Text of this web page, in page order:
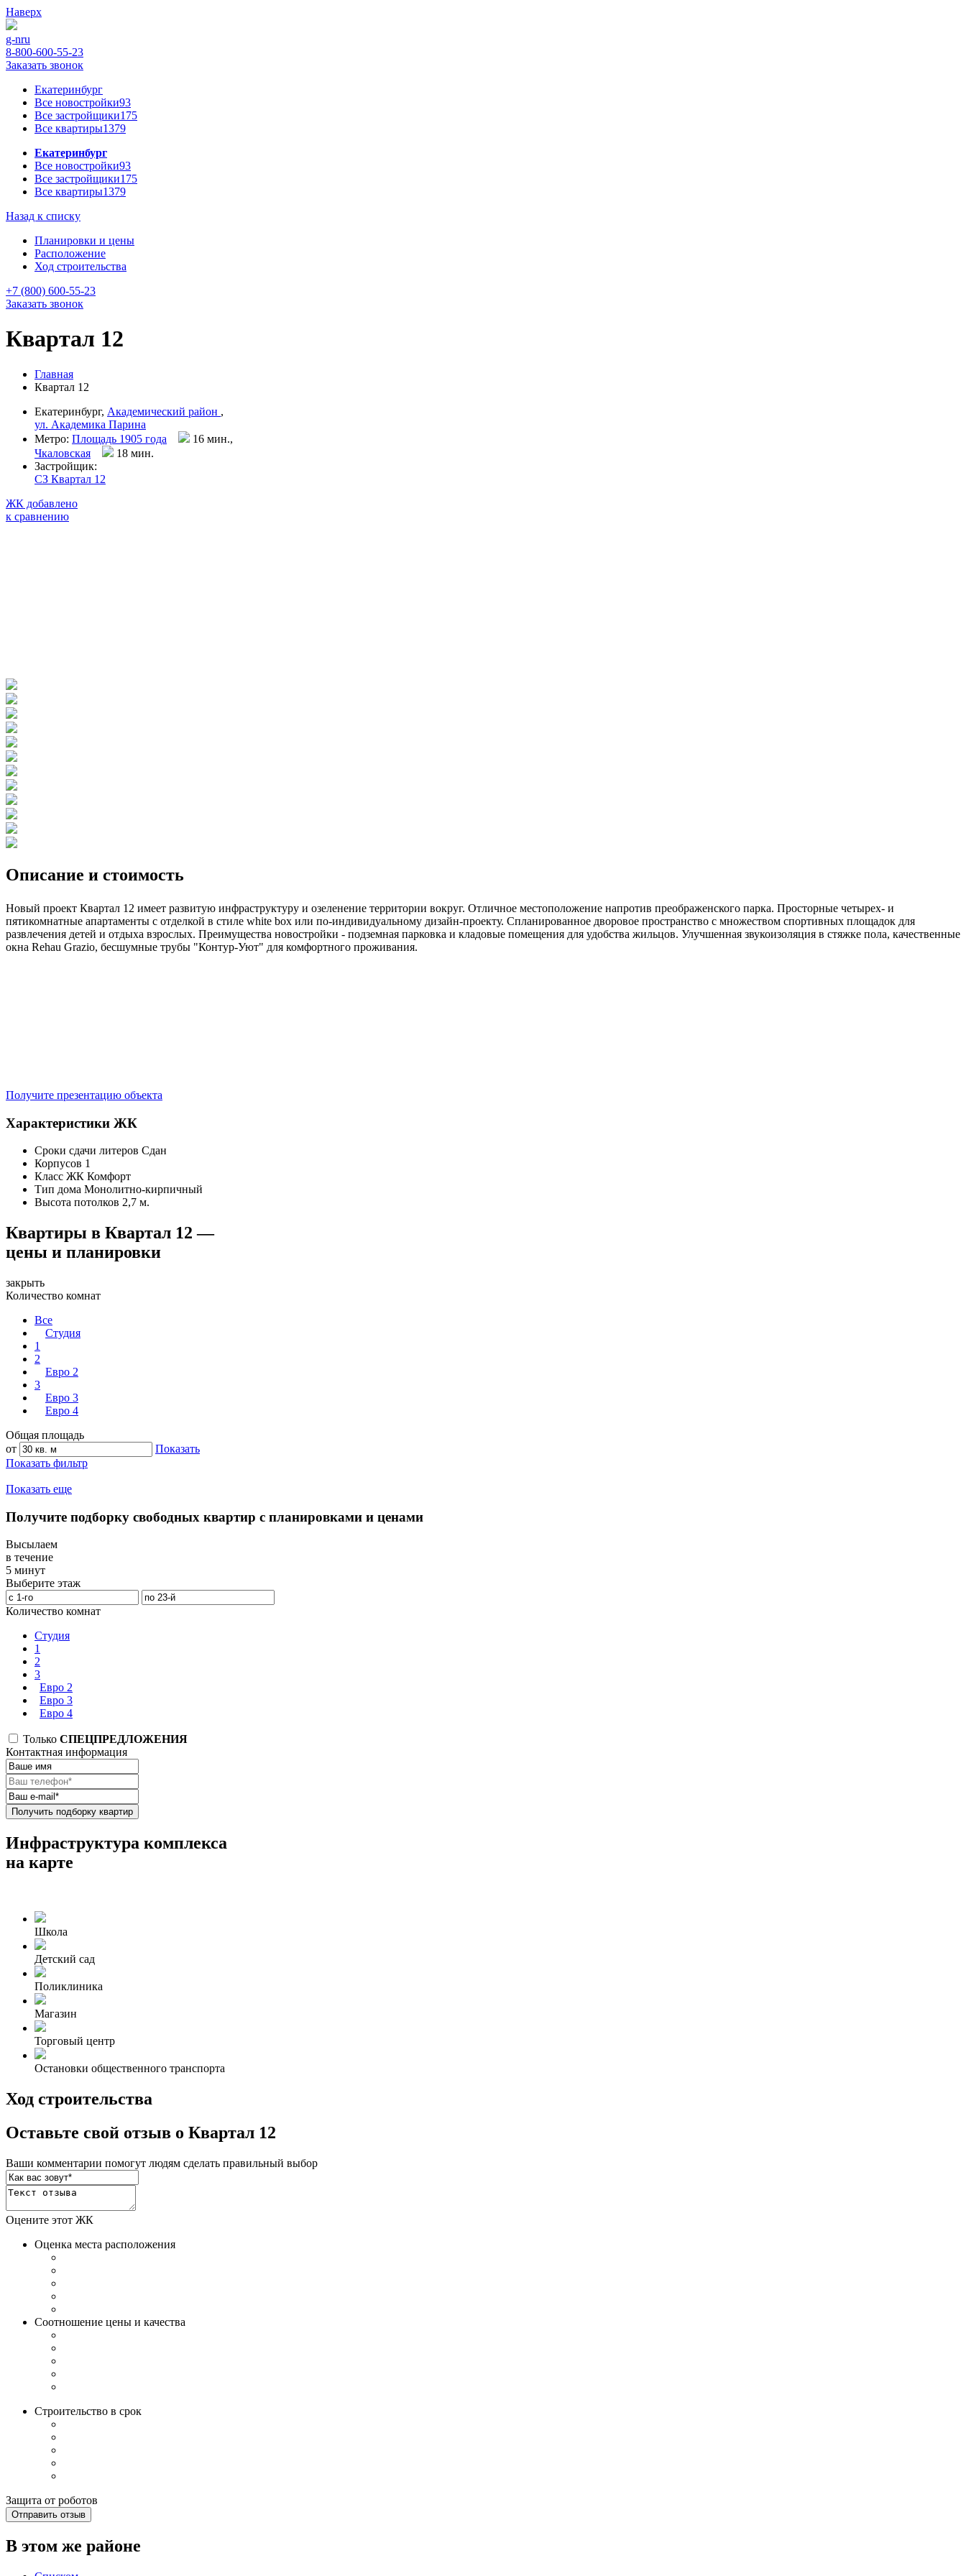
Наверх
g-nru
8-800-600-55-23
Заказать звонок
Екатеринбург
Все новостройки93
Все застройщики175
Все квартиры1379
Екатеринбург
Все новостройки93
Все застройщики175
Все квартиры1379
Назад к списку
Планировки и цены
Расположение
Ход строительства
+7 (800) 600-55-23
Заказать звонок
Квартал 12
Главная
Квартал 12
Екатеринбург, Академический район ,
ул. Академика Парина
Метро: Площадь 1905 года
16 мин.,
Чкаловская
18 мин.
Застройщик:
СЗ Квартал 12
ЖК добавлено
к сравнению
Описание и стоимость
Новый проект Квартал 12 имеет развитую инфраструктуру и озеленение территории вокруг. Отличное местоположение напротив преображенского парка. Просторные четырех- и
пятикомнатные апартаменты с отделкой в стиле white box или по-индивидуальному дизайн-проекту. Спланированное дворовое пространство с множеством спортивных площадок для
развлечения детей и отдыха взрослых. Преимущества новостройки - подземная парковка и кладовые помещения для удобства жильцов. Улучшенная звукоизоляция в стяжке пола, качественные
окна Rehau Grazio, бесшумные трубы "Контур-Уют" для комфортного проживания.
Получите презентацию объекта
Характеристики ЖК
Сроки сдачи литеров Сдан
Корпусов 1
Класс ЖК Комфорт
Тип дома Монолитно-кирпичный
Высота потолков 2,7 м.
Квартиры в Квартал 12 —
цены и планировки
закрыть
Количество комнат
Все
Студия
1
2
Евро 2
3
Евро 3
Евро 4
Общая площадь
от
Показать
Показать фильтр
Показать еще
Получите подборку свободных квартир с планировками и ценами
Высылаем
в течение
5 минут
Выберите этаж
Количество комнат
Студия
1
2
3
Евро 2
Евро 3
Евро 4
Только СПЕЦПРЕДЛОЖЕНИЯ
Контактная информация
Получить подборку квартир
Инфраструктура комплекса
на карте
Школа
Детский сад
Поликлиника
Магазин
Торговый центр
Остановки общественного транспорта
Ход строительства
Оставьте свой отзыв о Квартал 12
Ваши комментарии помогут людям сделать правильный выбор
Оцените этот ЖК
Оценка места расположения
Соотношение цены и качества
Строительство в срок
Защита от роботов
Отправить отзыв
В этом же районе